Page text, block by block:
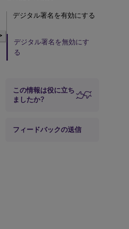
デジタル署名を有効にする
デジタル署名を無効にす
る
この情報は役に立ち
ましたか?
フィードバックの送信